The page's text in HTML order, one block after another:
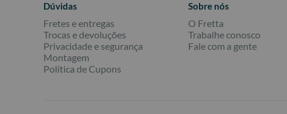
Dúvidas
Fretes e entregas
Trocas e devoluções
Privacidade e segurança
Montagem
Política de Cupons
Sobre nós
O Fretta
Trabalhe conosco
Fale com a gente